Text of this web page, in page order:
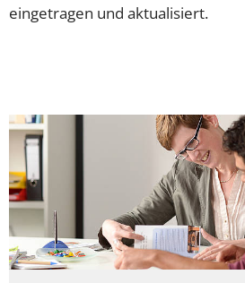
eingetragen und aktualisiert.